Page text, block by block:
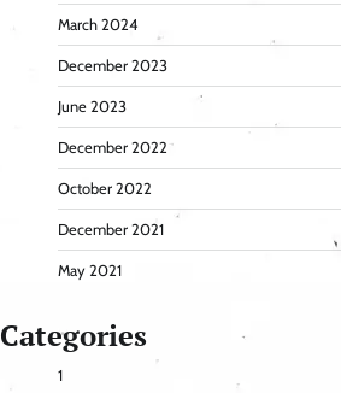
March 2024
December 2023
June 2023
December 2022
October 2022
December 2021
May 2021
Categories
1